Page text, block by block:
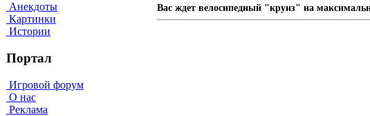
Анекдоты
Картинки
Истории
Портал
Игровой форум
О нас
Реклама
Вас ждет велосипедный "круиз" на